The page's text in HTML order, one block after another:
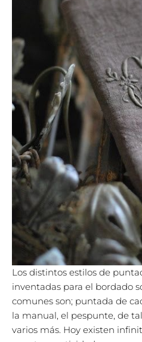
Los distintos estilos de
inventadas para el bordado
comunes son; puntada de
la manual, el pespunte, de
varios más. Hoy existen